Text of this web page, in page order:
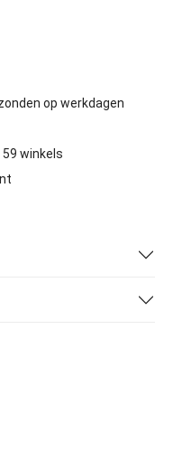
op werkdagen
winkels